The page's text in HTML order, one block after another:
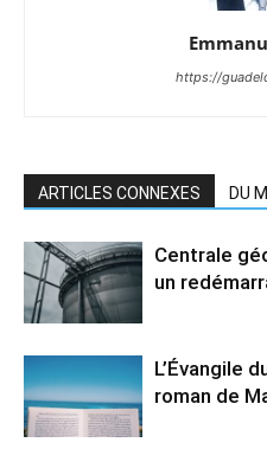
https://
ARTICLES CONNEXES DU
Centrale
un
L’Évangile
roman de